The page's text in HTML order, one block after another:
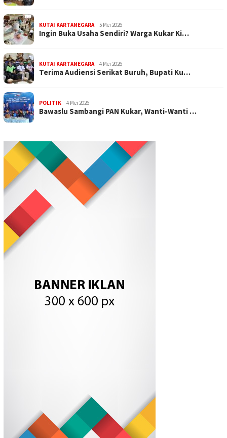
KUTAI KARTANEGARA 5 Mei 2026
Ingin Buka Usaha Sendiri? Warga Kukar Ki…
KUTAI KARTANEGARA 4 Mei 2026
Terima Audiensi Serikat Buruh, Bupati Ku…
POLITIK 4 Mei 2026
Bawaslu Sambangi PAN Kukar, Wanti-Wanti …